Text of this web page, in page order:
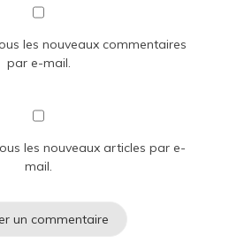
les nouveaux commentaires
par e-mail.
les nouveaux articles par e-
mail.